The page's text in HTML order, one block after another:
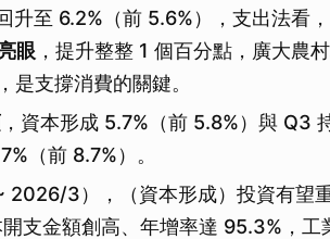
至 6.2%（前 5.6%），支出法看，
眼 ，提升整整 1 個百分點，廣大農
是支撐消費的關鍵。
，資本形成 5.7%（前 5.8%）與 Q3
（前 8.7%）。
3），（資本形成）投資有望
支金額創高、年增率達 95.3%，工